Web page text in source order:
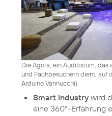
Die Agora, ein Auditorium, das
und Fachbesuchern dient, auf
Arduino Vannucchi)
Smart Industry wird
eine 360°-Erfahrung